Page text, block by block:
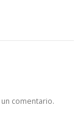
comentario.